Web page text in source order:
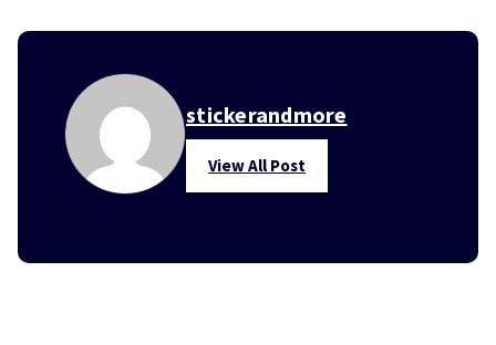
stickerandmore
View All Post